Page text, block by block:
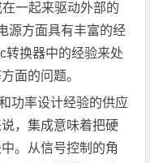
一起来驱动外部的
源方面具有丰富的经
转换器中的经验来处
面的问题。
率设计经验的供应
，集成意味着把硬
。从信号控制的角